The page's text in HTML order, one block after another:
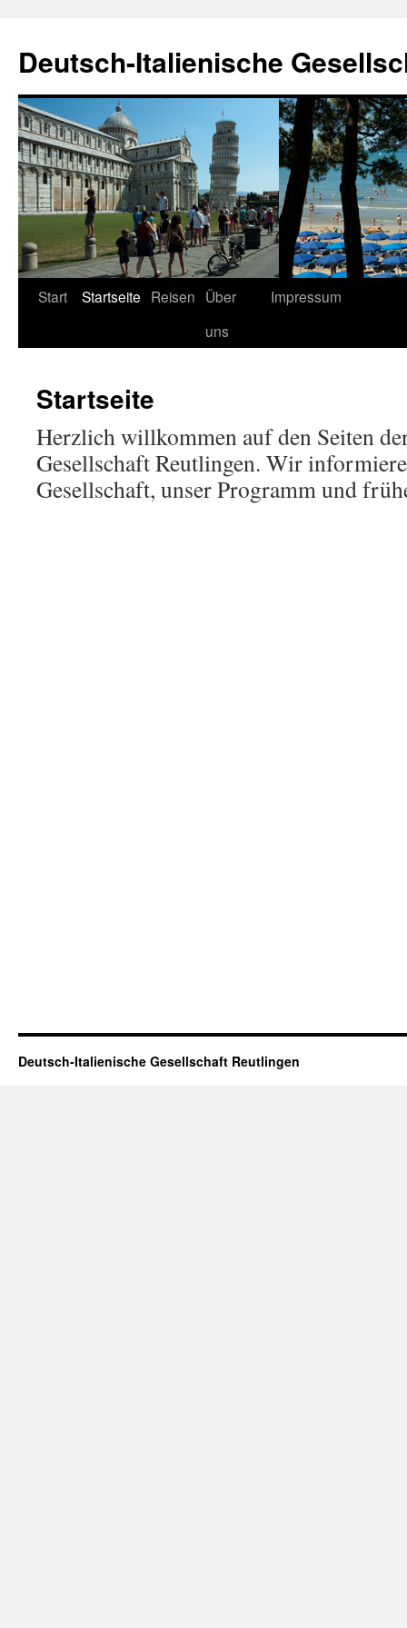
springen
Deutsch-Italienische
Start Startseite Reisen Über
uns
Impressum
Startseite
Herzlich willkommen auf den Seiten
Gesellschaft Reutlingen. Wir
Gesellschaft, unser Programm und
Deutsch-Italienische Gesellschaft Reutlingen